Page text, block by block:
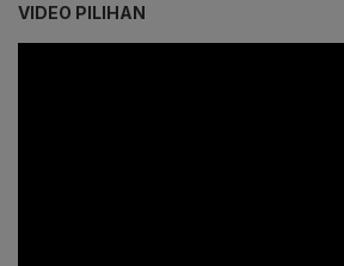
VIDEO PILIHAN